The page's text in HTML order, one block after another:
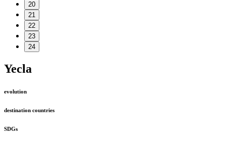
20
21
22
23
24
Yecla
evolution
destination countries
SDGs